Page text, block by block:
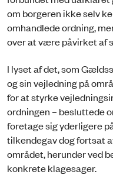
om borgeren ikke selv
omhandlede ordning,
over at være påvirket af
I lyset af det, som
og sin vejledning på
for at styrke
ordningen – besluttede
foretage sig yderligere
tilkendegav dog fortsat
området, herunder ved
konkrete klagesager.